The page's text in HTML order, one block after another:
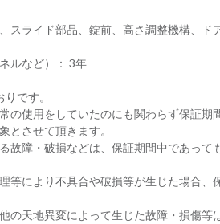
スライド部品、錠前、高さ調整機構、ド
ルなど）： 3年
です。
の使用をしていたのにも関わらず保証期
とさせて頂きます。
故障・破損などは、保証期間中であって
等により不具合や破損等が生じた場合、
の天地異変によって生じた故障・損傷等